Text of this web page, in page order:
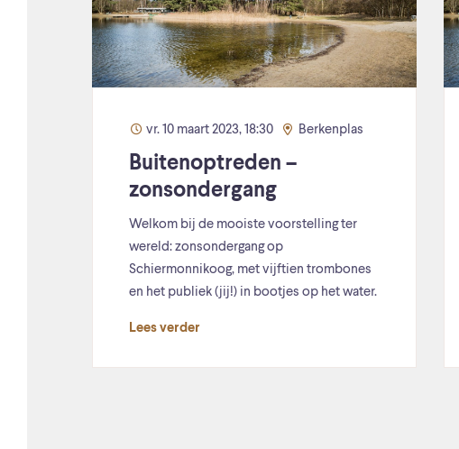
vr. 10 maart 2023, 18:30 Berkenplas
Buitenoptreden –
zonsondergang
Welkom bij de mooiste voorstelling ter
wereld: zonsondergang op
Schiermonnikoog, met vijftien trombones
en het publiek (jij!) in bootjes op het water.
Lees verder